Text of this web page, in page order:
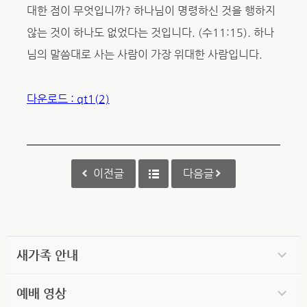
대한 점이 무엇입니까? 하나님이 명령하신 것을 행하지
않는 것이 하나도 없었다는 것입니다. (수11:15). 하나
님의 말씀대로 사는 사람이 가장 위대한 사람입니다.
다운로드 : qt1(2)
이전글 다음글
새가족 안내
예배 영상